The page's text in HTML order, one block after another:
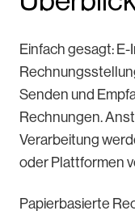
Einfach gesagt:
Senden und
Rechnungen.
Verarbeitung
oder Plattformen
Papierbasierte